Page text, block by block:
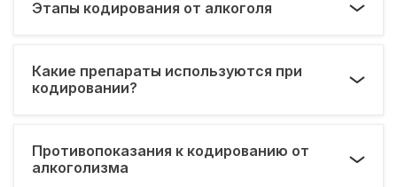
Этапы кодирования от алкоголя
Какие препараты используются при
кодировании?
Противопоказания к кодированию от
алкоголизма